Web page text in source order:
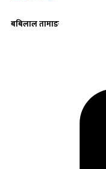
बबिलाल तामाङ